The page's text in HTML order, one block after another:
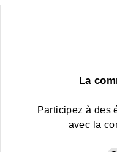
La
Participez à des
avec la